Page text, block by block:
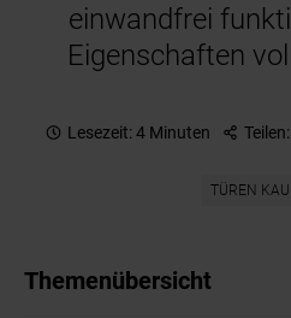
einwandfrei
Eigenschaften
Lesezeit: 4 Minuten Teilen:
TÜREN
Themenübersicht